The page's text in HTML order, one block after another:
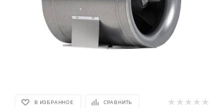
В ИЗБРАННОЕ СРАВНИТЬ